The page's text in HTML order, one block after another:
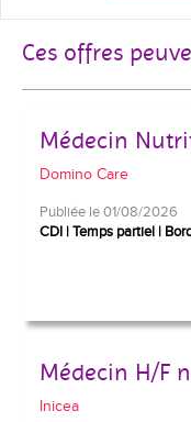
Ces offres
Médecin
Domino Care
Publiée le 01/08/2026
CDI Temps partiel
Médecin H/F
Inicea